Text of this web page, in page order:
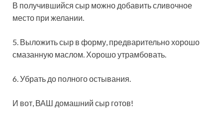
В получившийся сыр можно добавить сливочное
место при желании.
5. Выложить сыр в форму, предварительно хорошо
смазанную маслом. Хорошо утрамбовать.
6. Убрать до полного остывания.
И вот, ВАШ домашний сыр готов!